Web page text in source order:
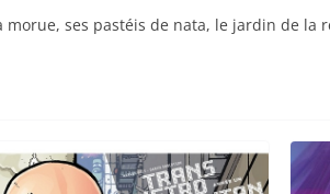
morue, ses pastéis de nata, le jardin de la